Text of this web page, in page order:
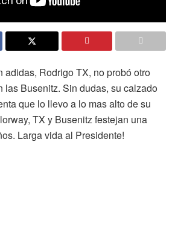
adidas, Rodrigo TX, no probó otro
las Busenitz. Sin dudas, su calzado
que lo llevo a lo mas alto de su
TX y Busenitz festejan una
Larga vida al Presidente!